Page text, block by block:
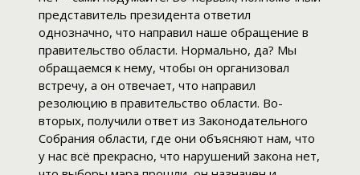
представитель президента ответил
однозначно, что направил наше обращение в
правительство области. Нормально, да? Мы
обращаемся к нему, чтобы он организовал
встречу, а он отвечает, что направил
резолюцию в правительство области. Во-
вторых, получили ответ из Законодательного
Собрания области, где они объясняют нам, что
у нас всё прекрасно, что нарушений закона нет,